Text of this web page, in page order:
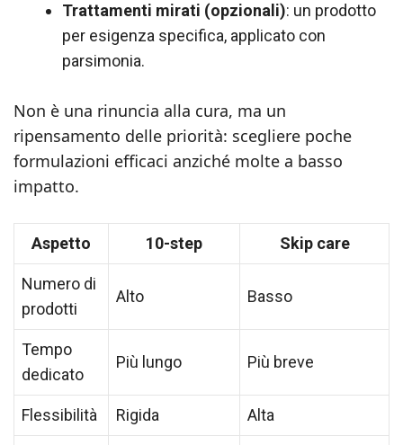
Trattamenti mirati (opzionali): un prodotto
per esigenza specifica, applicato con
parsimonia.
Non è una rinuncia alla cura, ma un
ripensamento delle priorità: scegliere poche
formulazioni efficaci anziché molte a basso
impatto.
Aspetto 10-step Skip care
Numero di
prodotti
Alto Basso
Tempo
dedicato
Più lungo Più breve
Flessibilità Rigida Alta